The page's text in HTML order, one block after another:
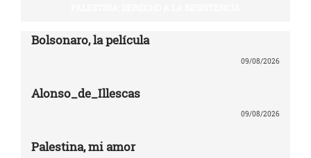
Bolsonaro, la película
09/08/2026
Alonso_de_Illescas
09/08/2026
Palestina, mi amor